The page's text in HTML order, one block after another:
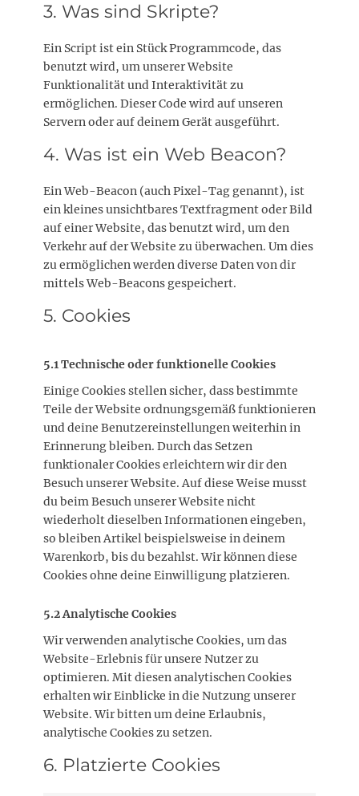
3. Was sind Skripte?
Ein Script ist ein Stück Programmcode, das
benutzt wird, um unserer Website
Funktionalität und Interaktivität zu
ermöglichen. Dieser Code wird auf unseren
Servern oder auf deinem Gerät ausgeführt.
4. Was ist ein Web Beacon?
Ein Web-Beacon (auch Pixel-Tag genannt), ist
ein kleines unsichtbares Textfragment oder Bild
auf einer Website, das benutzt wird, um den
Verkehr auf der Website zu überwachen. Um dies
zu ermöglichen werden diverse Daten von dir
mittels Web-Beacons gespeichert.
5. Cookies
5.1 Technische oder funktionelle Cookies
Einige Cookies stellen sicher, dass bestimmte
Teile der Website ordnungsgemäß funktionieren
und deine Benutzereinstellungen weiterhin in
Erinnerung bleiben. Durch das Setzen
funktionaler Cookies erleichtern wir dir den
Besuch unserer Website. Auf diese Weise musst
du beim Besuch unserer Website nicht
wiederholt dieselben Informationen eingeben,
so bleiben Artikel beispielsweise in deinem
Warenkorb, bis du bezahlst. Wir können diese
Cookies ohne deine Einwilligung platzieren.
5.2 Analytische Cookies
Wir verwenden analytische Cookies, um das
Website-Erlebnis für unsere Nutzer zu
optimieren. Mit diesen analytischen Cookies
erhalten wir Einblicke in die Nutzung unserer
Website. Wir bitten um deine Erlaubnis,
analytische Cookies zu setzen.
6. Platzierte Cookies